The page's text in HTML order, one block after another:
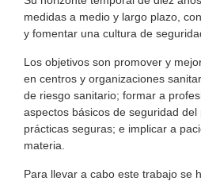
medidas a medio y largo plazo,
y fomentar una cultura de
Los objetivos son promover y
en centros y organizaciones
de riesgo sanitario; formar a
aspectos básicos de seguridad
prácticas seguras; e implicar a
materia.
Para llevar a cabo este trabajo se